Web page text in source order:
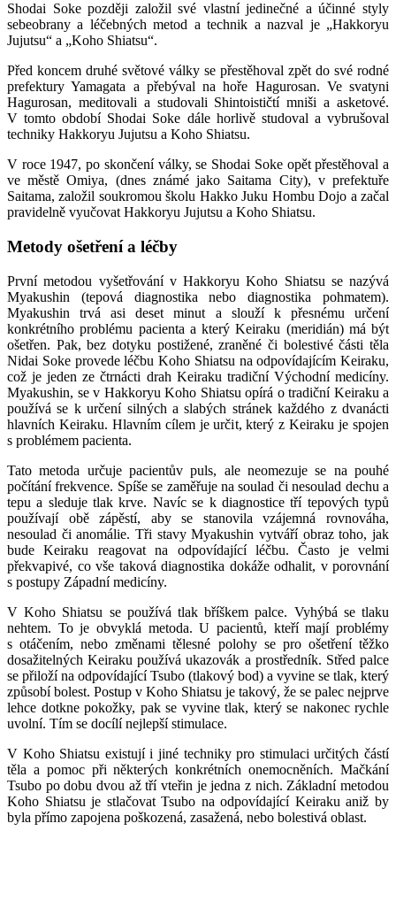
Shodai Soke později založil své vlastní jedinečné a účinné styly
sebeobrany a léčebných metod a technik a nazval je „Hakkoryu
Jujutsu“ a „Koho Shiatsu“.
Před koncem druhé světové války se přestěhoval zpět do své rodné
prefektury Yamagata a přebýval na hoře Hagurosan. Ve svatyni
Hagurosan, meditovali a studovali Shintoističtí mniši a asketové.
V tomto období Shodai Soke dále horlivě studoval a vybrušoval
techniky Hakkoryu Jujutsu a Koho Shiatsu.
V roce 1947, po skončení války, se Shodai Soke opět přestěhoval a
ve městě Omiya, (dnes známé jako Saitama City), v prefektuře
Saitama, založil soukromou školu Hakko Juku Hombu Dojo a začal
pravidelně vyučovat Hakkoryu Jujutsu a Koho Shiatsu.
Metody ošetření a léčby
První metodou vyšetřování v Hakkoryu Koho Shiatsu se nazývá
Myakushin (tepová diagnostika nebo diagnostika pohmatem).
Myakushin trvá asi deset minut a slouží k přesnému určení
konkrétního problému pacienta a který Keiraku (meridián) má být
ošetřen. Pak, bez dotyku postižené, zraněné či bolestivé části těla
Nidai Soke provede léčbu Koho Shiatsu na odpovídajícím Keiraku,
což je jeden ze čtrnácti drah Keiraku tradiční Východní medicíny.
Myakushin, se v Hakkoryu Koho Shiatsu opírá o tradiční Keiraku a
používá se k určení silných a slabých stránek každého z dvanácti
hlavních Keiraku. Hlavním cílem je určit, který z Keiraku je spojen
s problémem pacienta.
Tato metoda určuje pacientův puls, ale neomezuje se na pouhé
počítání frekvence. Spíše se zaměřuje na soulad či nesoulad dechu a
tepu a sleduje tlak krve. Navíc se k diagnostice tří tepových typů
používají obě zápěstí, aby se stanovila vzájemná rovnováha,
nesoulad či anomálie. Tři stavy Myakushin vytváří obraz toho, jak
bude Keiraku reagovat na odpovídající léčbu. Často je velmi
překvapivé, co vše taková diagnostika dokáže odhalit, v porovnání
s postupy Západní medicíny.
V Koho Shiatsu se používá tlak bříškem palce. Vyhýbá se tlaku
nehtem. To je obvyklá metoda. U pacientů, kteří mají problémy
s otáčením, nebo změnami tělesné polohy se pro ošetření těžko
dosažitelných Keiraku používá ukazovák a prostředník. Střed palce
se přiloží na odpovídající Tsubo (tlakový bod) a vyvine se tlak, který
způsobí bolest. Postup v Koho Shiatsu je takový, že se palec nejprve
lehce dotkne pokožky, pak se vyvine tlak, který se nakonec rychle
uvolní. Tím se docílí nejlepší stimulace.
V Koho Shiatsu existují i jiné techniky pro stimulaci určitých částí
těla a pomoc při některých konkrétních onemocněních. Mačkání
Tsubo po dobu dvou až tří vteřin je jedna z nich. Základní metodou
Koho Shiatsu je stlačovat Tsubo na odpovídající Keiraku aniž by
byla přímo zapojena poškozená, zasažená, nebo bolestivá oblast.